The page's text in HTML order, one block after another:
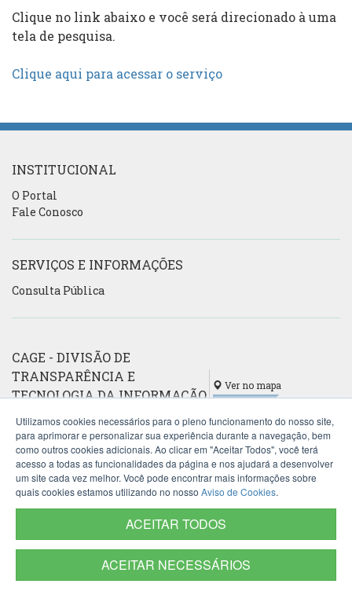
Clique no link abaixo e você será direcionado à uma
tela de pesquisa.
Clique aqui para acessar o serviço
INSTITUCIONAL
O Portal
Fale Conosco
SERVIÇOS E INFORMAÇÕES
Consulta Pública
CAGE - DIVISÃO DE
TRANSPARÊNCIA E
TECNOLOGIA DA INFORMAÇÃO
Avenida Mauá, 1155
412-A
Porto Alegre - RS
90030-080
Fone:(51) 3214-5200
dti.cage@sefaz.rs.gov.br
Ver no mapa
Utilizamos cookies necessários para o pleno funcionamento do nosso site,
para aprimorar e personalizar sua experiência durante a navegação, bem
como outros cookies adicionais. Ao clicar em "Aceitar Todos", você terá
acesso a todas as funcionalidades da página e nos ajudará a desenvolver
um site cada vez melhor. Você pode encontrar mais informações sobre
quais cookies estamos utilizando no nosso Aviso de Cookies.
ACEITAR TODOS
ACEITAR NECESSÁRIOS